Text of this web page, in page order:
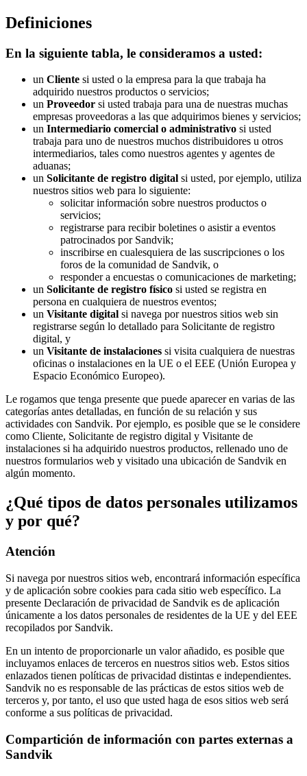
Definiciones
En la siguiente tabla, le consideramos a usted:
un Cliente si usted o la empresa para la que trabaja ha
adquirido nuestros productos o servicios;
un Proveedor si usted trabaja para una de nuestras muchas
empresas proveedoras a las que adquirimos bienes y servicios;
un Intermediario comercial o administrativo si usted
trabaja para uno de nuestros muchos distribuidores u otros
intermediarios, tales como nuestros agentes y agentes de
aduanas;
un Solicitante de registro digital si usted, por ejemplo, utiliza
nuestros sitios web para lo siguiente:
solicitar información sobre nuestros productos o
servicios;
registrarse para recibir boletines o asistir a eventos
patrocinados por Sandvik;
inscribirse en cualesquiera de las suscripciones o los
foros de la comunidad de Sandvik, o
responder a encuestas o comunicaciones de marketing;
un Solicitante de registro físico si usted se registra en
persona en cualquiera de nuestros eventos;
un Visitante digital si navega por nuestros sitios web sin
registrarse según lo detallado para Solicitante de registro
digital, y
un Visitante de instalaciones si visita cualquiera de nuestras
oficinas o instalaciones en la UE o el EEE (Unión Europea y
Espacio Económico Europeo).
Le rogamos que tenga presente que puede aparecer en varias de las
categorías antes detalladas, en función de su relación y sus
actividades con Sandvik. Por ejemplo, es posible que se le considere
como Cliente, Solicitante de registro digital y Visitante de
instalaciones si ha adquirido nuestros productos, rellenado uno de
nuestros formularios web y visitado una ubicación de Sandvik en
algún momento.
¿Qué tipos de datos personales utilizamos
y por qué?
Atención
Si navega por nuestros sitios web, encontrará información específica
y de aplicación sobre cookies para cada sitio web específico. La
presente Declaración de privacidad de Sandvik es de aplicación
únicamente a los datos personales de residentes de la UE y del EEE
recopilados por Sandvik.
En un intento de proporcionarle un valor añadido, es posible que
incluyamos enlaces de terceros en nuestros sitios web. Estos sitios
enlazados tienen políticas de privacidad distintas e independientes.
Sandvik no es responsable de las prácticas de estos sitios web de
terceros y, por tanto, el uso que usted haga de esos sitios web será
conforme a sus políticas de privacidad.
Compartición de información con partes externas a
Sandvik